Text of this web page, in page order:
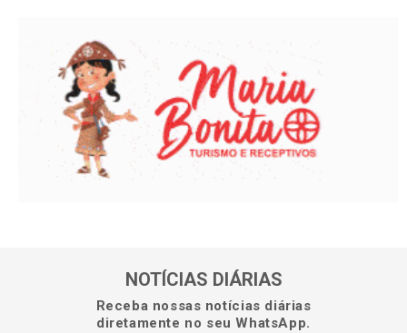
NOTÍCIAS DIÁRIAS
Receba nossas notícias diárias
diretamente no seu WhatsApp.